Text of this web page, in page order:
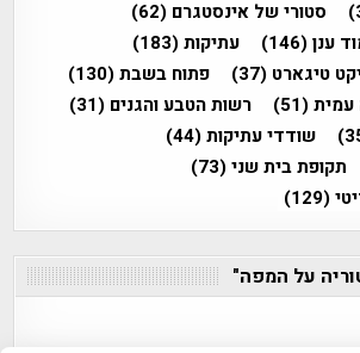
סטורי של אינסטגרם (62)
ענן(146) עתיקות(183)
טיגארט (37) פתוח בשבת(130)
עמית(51) רשות הטבע והגנים (31)
שודדי עתיקות(44)
תקופת בית שני(73)
(129)
על המפה"